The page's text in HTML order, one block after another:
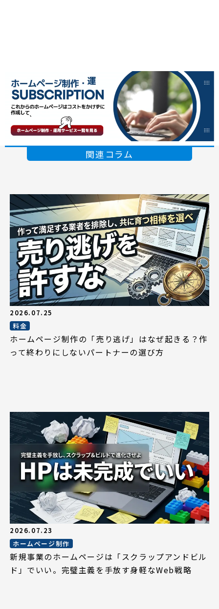
関連コラム
2026.07.25
料金
ホームページ制作の「売り逃げ」はなぜ起きる？作
って終わりにしないパートナーの選び方
2026.07.23
ホームページ制作
新規事業のホームページは「スクラップアンドビル
ド」でいい。完璧主義を手放す身軽なWeb戦略